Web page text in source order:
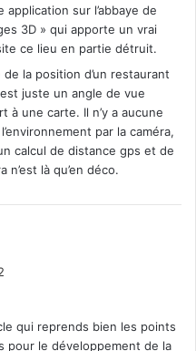
sur l’abbaye de
3D » qui apporte un vrai
ce lieu en partie détruit.
de la position d’un restaurant
juste un angle de vue
à une carte. Il n’y a aucune
par la caméra,
calcul de distance gps et de
n’est là qu’en déco.
qui reprends bien les points
pour le développement de la